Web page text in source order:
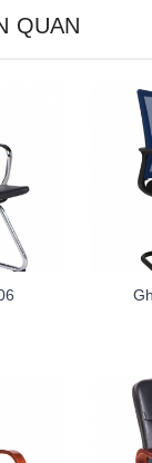
QUAN